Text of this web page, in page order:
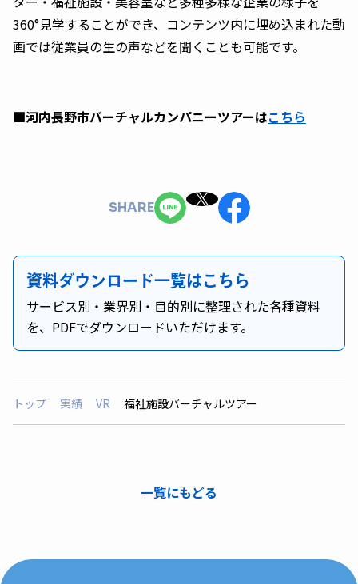
360°見学することができ、コンテンツ内に埋め込まれた動
画では従業員の生の声などを聞くことも可能です。
■河内長野市バーチャルカンパニーツアーはこちら
SHARE
資料ダウンロード一覧はこちら
サービス別・業界別・目的別に整理された各種資料
を、PDFでダウンロードいただけます。
トップ 実績 VR 福祉施設バーチャルツアー
一覧にもどる